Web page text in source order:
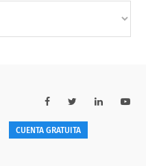
CUENTA GRATUITA